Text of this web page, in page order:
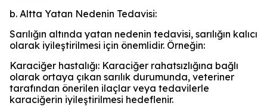
b. Altta Yatan Nedenin Tedavisi:
Sarılığın altında yatan nedenin tedavisi, sarılığın kalıcı
olarak iyileştirilmesi için önemlidir. Örneğin:
Karaciğer hastalığı: Karaciğer rahatsızlığına bağlı
olarak ortaya çıkan sarılık durumunda, veteriner
tarafından önerilen ilaçlar veya tedavilerle
karaciğerin iyileştirilmesi hedeflenir.